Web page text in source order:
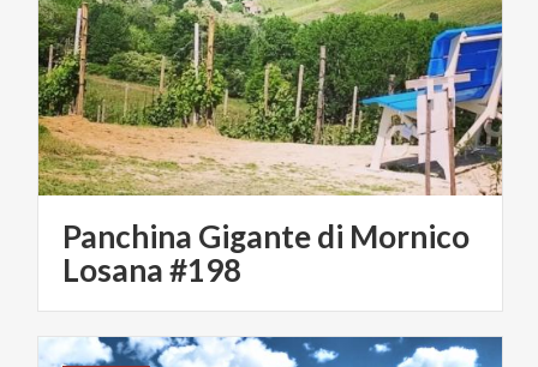
Panchina Gigante di Mornico
Losana #198